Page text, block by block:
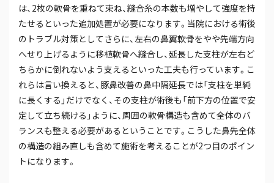
は、2枚の軟骨を重ねて束ね、縫合糸の本数も増やして強度を持
たせるといった追加処置が必要になります。当院における術後
のトラブル対策としてさらに、左右の鼻翼軟骨をやや先端方向
へせり上げるように移植軟骨へ縫合し、延長した支柱が左右ど
ちらかに倒れないよう支えるといった工夫も行っています。こ
れらは言い換えると、豚鼻改善の鼻中隔延長では「支柱を単純
に長くする」だけでなく、その支柱が術後も「前下方の位置で安
定して立ち続ける」ように、周囲の軟骨構造も含めて全体のバ
ランスも整える必要があるということです。こうした鼻先全体
の構造の組み直しも含めて施術を考えることが2つ目のポイン
トになります。